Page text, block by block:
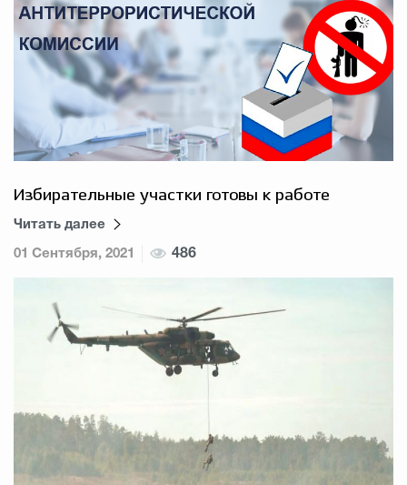
Открытые
Избирательные участки готовы к работе
Читать далее
01 Сентября, 2021 486